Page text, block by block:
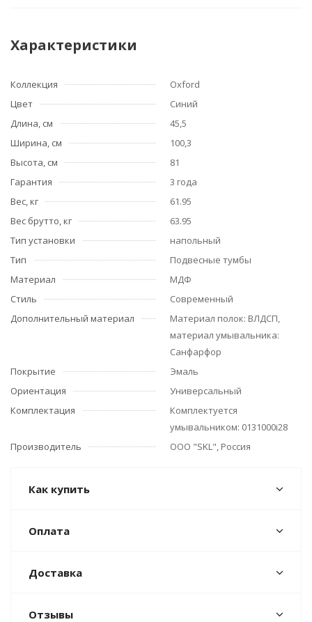
Характеристики
Коллекция
Oxford
Цвет
Синий
Длина, см
45,5
Ширина, см
100,3
Высота, см
81
Гарантия
3 года
Вес, кг
61.95
Вес брутто, кг
63.95
Тип установки
напольный
Тип
Подвесные тумбы
Материал
МДФ
Стиль
Современный
Дополнительный материал
Материал полок: ВЛДСП,
материал умывальника:
Санфарфор
Покрытие
Эмаль
Ориентация
Универсальный
Комплектация
Комплектуется
умывальником: 0131000i28
Производитель
ООО "SKL", Россия
Как купить
Оплата
Доставка
Отзывы